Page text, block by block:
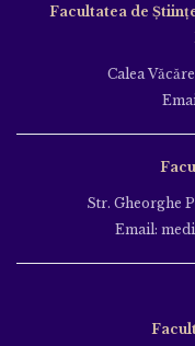
Facultatea de
Calea
Str. Gheorghe
Email: